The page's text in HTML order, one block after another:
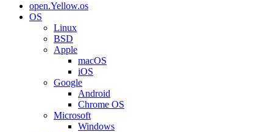
open.Yellow.os
OS
Linux
BSD
Apple
macOS
iOS
Google
Android
Chrome OS
Microsoft
Windows